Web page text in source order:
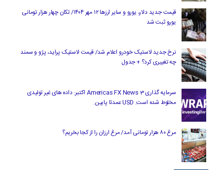
قیمت جدید دلار، یورو و سایر ارزها ۱۲ مهر ۱۴۰۴/ تکان چهار هزار تومانی
یورو ثبت شد
نرخ جدید لاستیک خودرو اعلام شد/ قیمت لاستیک پراید، پژو و سمند
چه تغییری کرد؟ + جدول
سرمایه گذاری Americas FX News 3 اکتبر: داده های غیر تولیدی
مخلوط شده است. USD عمدتا پایین.
مرغ ۸۰ هزار تومانی آمد/ مرغ ارزان را از کجا بخریم؟